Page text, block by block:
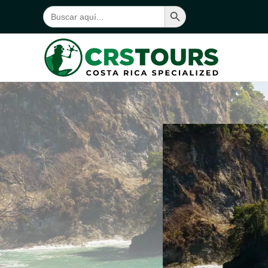
Ir al contenido principal
Buscar: Botón de búsqueda